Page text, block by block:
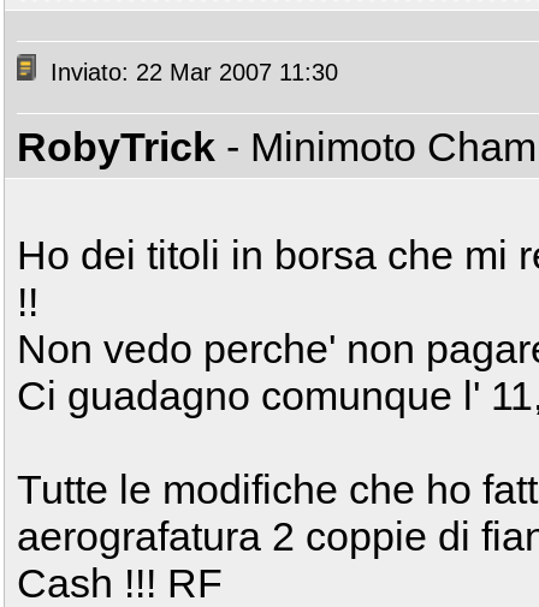
Inviato: 22 Mar 2007 11:30
RobyTrick - Minimoto
Ho dei titoli in borsa che mi
!!
Non vedo perche' non
Ci guadagno comunque l'
Tutte le modifiche che ho
aerografatura 2 coppie di
Cash !!! RF